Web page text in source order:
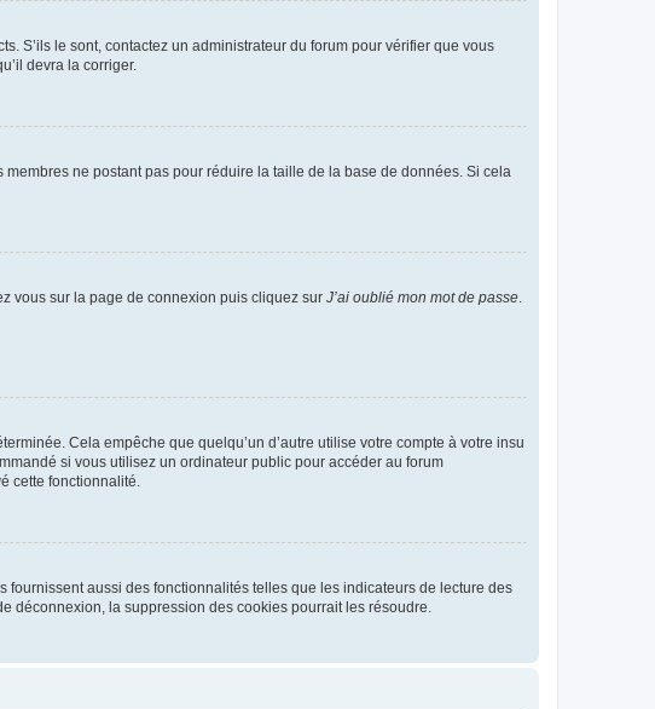
S’ils le sont, contactez un administrateur du forum pour vérifier que vous
devra la corriger.
ne postant pas pour réduire la taille de la base de données. Si cela
vous sur la page de connexion puis cliquez sur J’ai oublié mon mot de passe.
Cela empêche que quelqu’un d’autre utilise votre compte à votre insu
si vous utilisez un ordinateur public pour accéder au forum
cette fonctionnalité.
aussi des fonctionnalités telles que les indicateurs de lecture des
déconnexion, la suppression des cookies pourrait les résoudre.